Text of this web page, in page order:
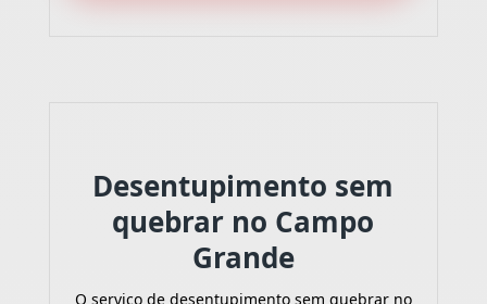
Desentupimento sem
quebrar no Campo
Grande
O serviço de desentupimento sem quebrar no